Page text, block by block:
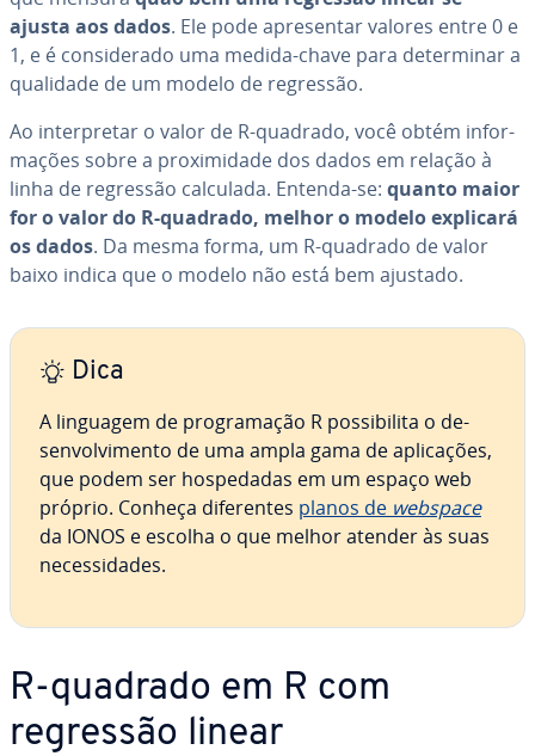
ajusta aos dados. Ele pode apre­sen­tar valores entre 0 e
1, e é con­si­de­rado uma medida-chave para de­ter­mi­nar a
qualidade de um modelo de regressão.
Ao in­ter­pre­tar o valor de R-quadrado, você obtém in­for­
ma­ções sobre a pro­xi­mi­dade dos dados em relação à
linha de regressão calculada. Entenda-se: quanto maior
for o valor do R-quadrado, melhor o modelo explicará
os dados. Da mesma forma, um R-quadrado de valor
baixo indica que o modelo não está bem ajustado.
Dica
A linguagem de pro­gra­ma­ção R pos­si­bi­lita o de­
sen­vol­vi­mento de uma ampla gama de apli­ca­ções,
que podem ser hos­pe­da­das em um espaço web
próprio. Conheça di­fe­ren­tes planos de webspace
da IONOS e escolha o que melhor atender às suas
ne­ces­si­da­des.
R-quadrado em R com
regressão linear